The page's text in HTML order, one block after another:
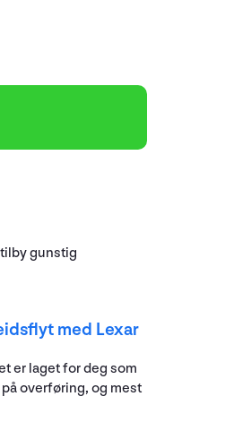
gunstig
med Lexar
er laget for deg som
overføring, og mest